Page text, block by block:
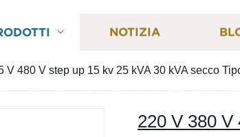
NOTIZIA
V 480 V step up 15 kv 25 kVA 30 kVA secco
220 V 380 V